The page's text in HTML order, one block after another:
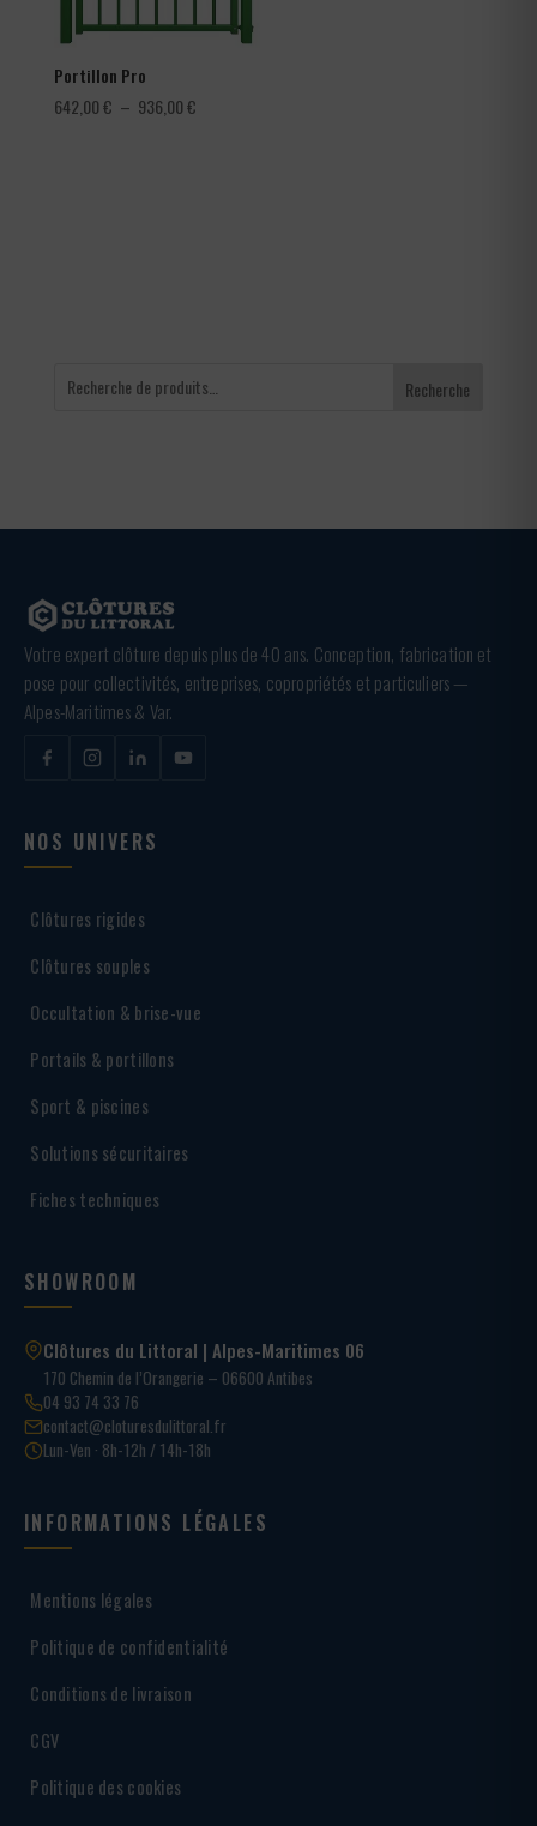
Portillon Pro
642,00€ – 936,00€Plage
Recherche
Votre expert clôture depuis plus de 40 ans. Conception, fabrication et
pose pour collectivités, entreprises, copropriétés et particuliers —
Alpes-Maritimes & Var.
NOS UNIVERS
Clôtures rigides
Clôtures souples
Occultation & brise-vue
Portails & portillons
Sport & piscines
Solutions sécuritaires
Fiches techniques
SHOWROOM
Clôtures du Littoral | Alpes-Maritimes 06
170 Chemin de l’Orangerie – 06600 Antibes
04 93 74 33 76
contact@cloturesdulittoral.fr
Lun-Ven · 8h-12h / 14h-18h
INFORMATIONS LÉGALES
Mentions légales
Politique de confidentialité
Conditions de livraison
CGV
Politique des cookies